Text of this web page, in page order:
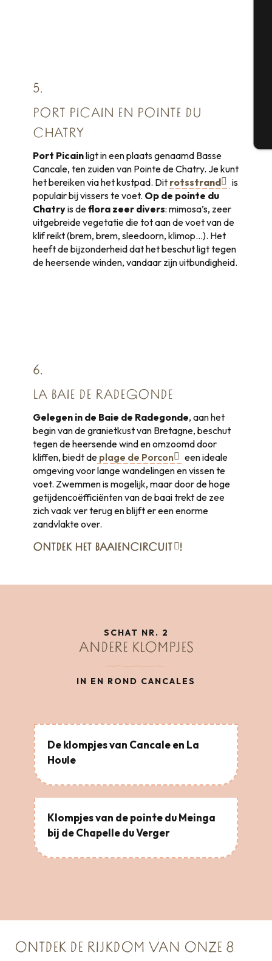
5.
PORT PICAIN EN POINTE DU
CHATRY
Port Picainligt in een plaats genaamd Basse
Cancale, ten zuiden van Pointe de Chatry. Je kunt
het bereiken via het kustpad. Dit rotsstrand
is
populair bij vissers te voet. Op de pointe du
Chatryis deflora zeer divers: mimosa’s, zeer
uitgebreide vegetatie die tot aan de voet van de
klif reikt (brem, brem, sleedoorn, klimop…). Het
heeft de bijzonderheid dat het beschut ligt tegen
de heersende winden, vandaar zijn uitbundigheid.
6.
LA BAIE DE RADEGONDE
Gelegen in de Baie de Radegonde, aan het
begin van de granietkust van Bretagne, beschut
tegen de heersende wind en omzoomd door
kliffen, biedt de plage de Porcon
een ideale
omgeving voor lange wandelingen en vissen te
voet. Zwemmen is mogelijk, maar door de hoge
getijdencoëfficiënten van de baai trekt de zee
zich vaak ver terug en blijft er een enorme
zandvlakte over.
ONTDEK HET BAAIENCIRCUIT !
SCHAT NR. 2
ANDERE KLOMPJES
IN EN ROND CANCALES
De klompjes van Cancale en La
Houle
Klompjes van de pointe du Meinga
bij de Chapelle du Verger
ONTDEK DE RIJKDOM VAN ONZE 8